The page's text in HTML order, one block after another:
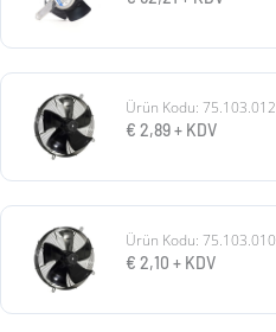
Ürün Kodu: 75.103.012
€ 2,89+ KDV
Ürün Kodu: 75.103.010
€ 2,10 + KDV